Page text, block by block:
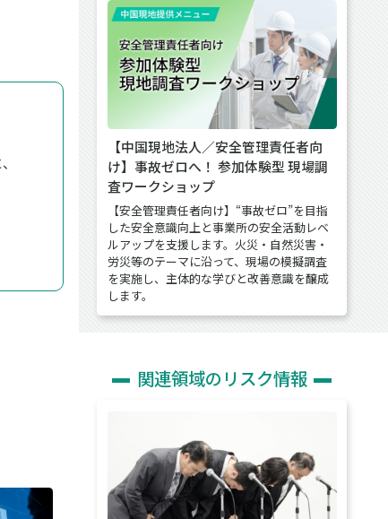
【中国現地法人／安全管理責任者向
け】事故ゼロへ！ 参加体験型 現場調
査ワークショップ
【安全管理責任者向け】“事故ゼロ”を目指
した安全意識向上と事業所の安全活動レベ
ルアップを支援します。火災・自然災害・
労災等のテーマに沿って、現場の模擬調査
を実施し、主体的な学びと改善意識を醸成
します。
関連領域のリスク情報